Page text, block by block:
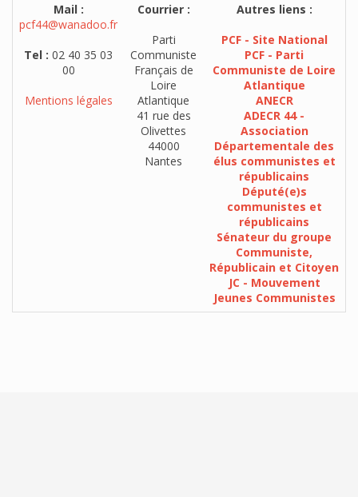
Mail :
pcf44@wanadoo.fr
Tel : 02 40 35 03
00
Mentions légales
Courrier :
Parti
Communiste
Français de
Loire
Atlantique
41 rue des
Olivettes
44000
Nantes
Autres liens :
PCF - Site National
PCF - Parti
Communiste de Loire
Atlantique
ANECR
ADECR 44 -
Association
Départementale des
élus communistes et
républicains
Député(e)s
communistes et
républicains
Sénateur du groupe
Communiste,
Républicain et Citoyen
JC - Mouvement
Jeunes Communistes